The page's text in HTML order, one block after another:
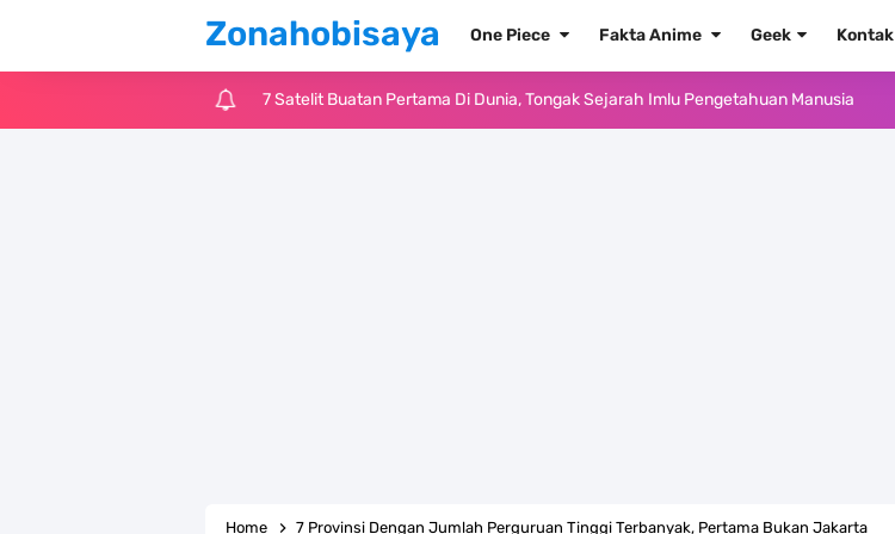
Zonahobisaya One Piece Fakta Anime Geek Kontak
7 Satelit Buatan Pertama Di Dunia, Tongak Sejarah Imlu Pengetahuan Manusia
Home 7 Provinsi Dengan Jumlah Perguruan Tinggi Terbanyak, Pertama Bukan Jakarta